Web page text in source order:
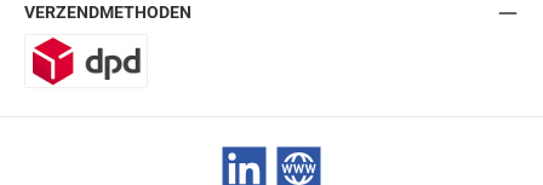
VERZENDMETHODEN
LinkedIn Website